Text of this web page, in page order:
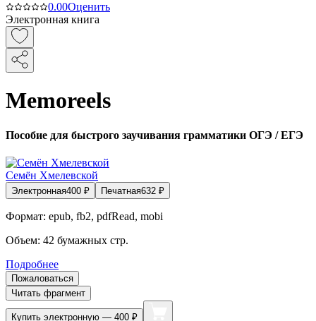
0.00Оценить
Электронная книга
Memoreels
Пособие для быстрого заучивания грамматики ОГЭ / ЕГЭ
Семён Хмелевской
Электронная400 ₽ Печатная632 ₽
Формат: epub, fb2, pdfRead, mobi
Объем: 42 бумажных стр.
Подробнее
Пожаловаться
Читать фрагмент
Купить электронную — 400 ₽